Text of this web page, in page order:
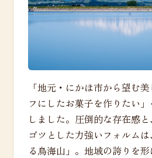
「地元・にかほ市から望む
フにしたお菓子を作りたい
しました。圧倒的な存在感
ゴツとした力強いフォルム
る鳥海山」。地域の誇りを形